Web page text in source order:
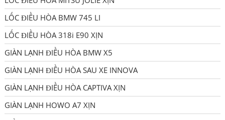
LỐC ĐIỀU HÒA BMW 745 LI
LỐC ĐIỀU HÒA 318i E90 XỊN
GIÀN LẠNH ĐIỀU HÒA BMW X5
GIÀN LẠNH ĐIỀU HÒA SAU XE INNOVA
GIÀN LẠNH ĐIỀU HÒA CAPTIVA XỊN
GIÀN LẠNH HOWO A7 XỊN